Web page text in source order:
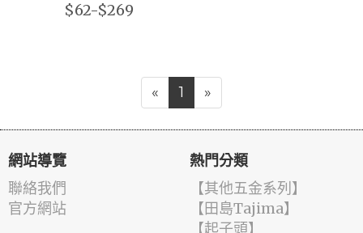
$62-$269
« 1 »
網站導覽
聯絡我們
官方網站
熱門分類
【其他五金系列】
【田島Tajima】
【起子頭】